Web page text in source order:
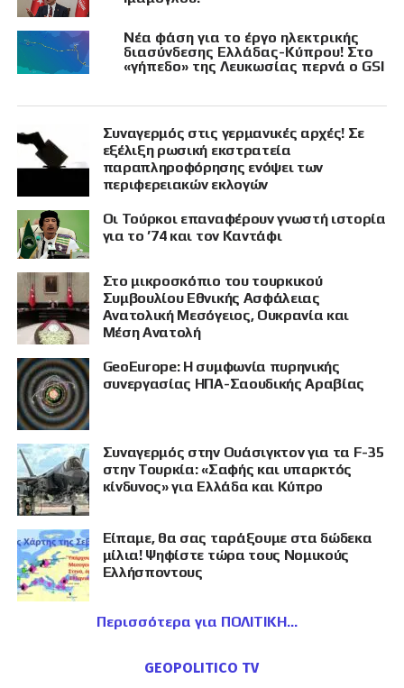
Νέα φάση για το έργο ηλεκτρικής
διασύνδεσης Ελλάδας-Κύπρου! Στο
«γήπεδο» της Λευκωσίας περνά ο GSI
Συναγερμός στις γερμανικές αρχές! Σε
εξέλιξη ρωσική εκστρατεία
παραπληροφόρησης ενόψει των
περιφερειακών εκλογών
Οι Τούρκοι επαναφέρουν γνωστή ιστορία
για το ’74 και τον Καντάφι
Στο μικροσκόπιο του τουρκικού
Συμβουλίου Εθνικής Ασφάλειας
Ανατολική Μεσόγειος, Ουκρανία και
Μέση Ανατολή
GeoEurope: Η συμφωνία πυρηνικής
συνεργασίας ΗΠΑ-Σαουδικής Αραβίας
Συναγερμός στην Ουάσιγκτον για τα F-35
στην Τουρκία: «Σαφής και υπαρκτός
κίνδυνος» για Ελλάδα και Κύπρο
Είπαμε, θα σας ταράξουμε στα δώδεκα
μίλια! Ψηφίστε τώρα τους Νομικούς
Ελλήσποντους
Περισσότερα για ΠΟΛΙΤΙΚΗ
GEOPOLITICO TV